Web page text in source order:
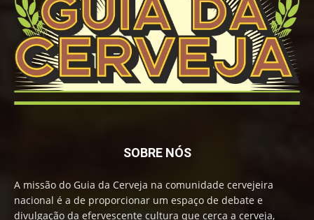
SOBRE NÓS
A missão do Guia da Cerveja na comunidade cervejeira
nacional é a de proporcionar um espaço de debate e
divulgação da efervescente cultura que cerca a cerveja,